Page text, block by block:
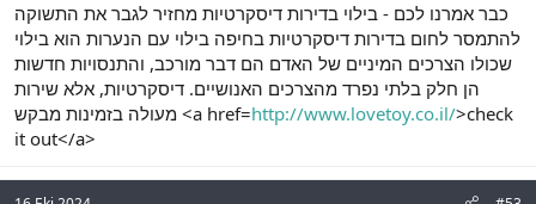
כבר אמרנו לכם - בילוי בדירות דיסקרטיות מחזיר לגבר את התשוקה
להתמסר לחום בדירות דיסקרטיות בחיפה בילוי עם הנערות הוא בילוי
שכולו הצרכים המיניים של האדם הם דבר מורכב, והתנסויות חדשות
הן חלק בלתי נפרד מהצרכים האנושיים. דיסקרטיות, אלא שירות
מעולה בזמינות מבקש <a href=http://www.lovetoy.co.il/>check
it out</a>